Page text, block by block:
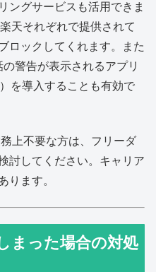
ングサービスも活用できま
天それぞれで提供されて
ロックしてくれます。また
警告が表示されるアプリ
を導入することも有効で
上不要な方は、フリーダ
討してください。キャリア
ります。
まった場合の対処